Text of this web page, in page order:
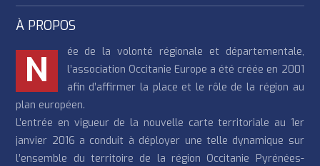
À PROPOS
N
ée de la volonté régionale et départementale,
l’association Occitanie Europe a été créée en 2001
afin d’affirmer la place et le rôle de la région au
plan européen.
L’entrée en vigueur de la nouvelle carte territoriale au 1er
janvier 2016 a conduit à déployer une telle dynamique sur
l’ensemble du territoire de la région Occitanie Pyrénées-